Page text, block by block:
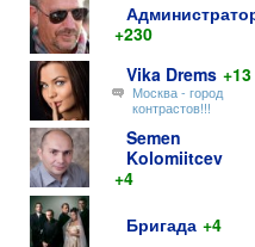
+230
Vika Drems +13
Москва - город
контрастов!!!
Semen
Kolomiitcev
+4
Бригада +4